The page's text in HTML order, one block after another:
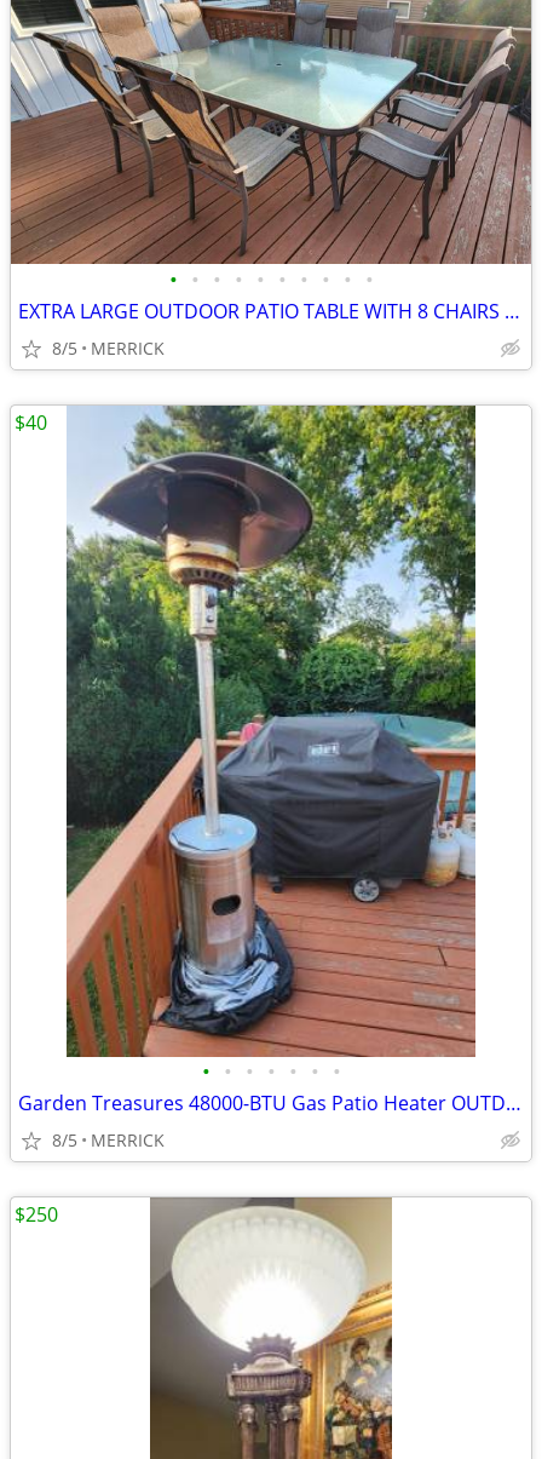
• • • • • • • • • •
EXTRA LARGE OUTDOOR PATIO TABLE WITH 8 CHAIRS AND UMBRELLA HOLDER
8/5 MERRICK
• • • • • • •
Garden Treasures 48000-BTU Gas Patio Heater OUTDOOR NCZH-G-KMZMSS
8/5 MERRICK
$40
$250